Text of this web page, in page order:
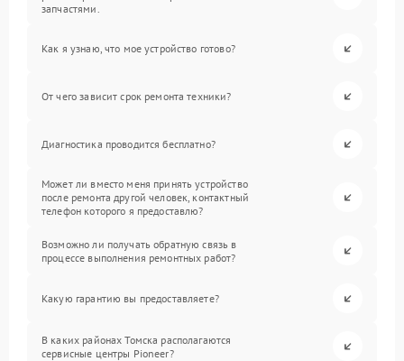
запчастями.
Как я узнаю, что мое устройство готово?
От чего зависит срок ремонта техники?
Диагностика проводится бесплатно?
Может ли вместо меня принять устройство
после ремонта другой человек, контактный
телефон которого я предоставлю?
Возможно ли получать обратную связь в
процессе выполнения ремонтных работ?
Какую гарантию вы предоставляете?
В каких районах Томска располагаются
сервисные центры Pioneer?